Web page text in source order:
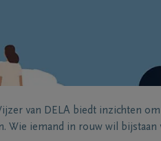
van DELA biedt inzichten
Wie iemand in rouw wil bijstaan